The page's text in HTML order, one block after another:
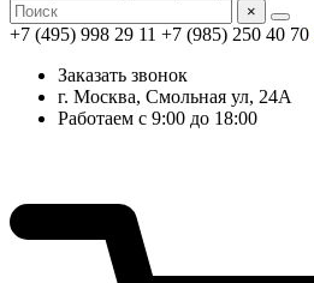
×
+7 (495) 998 29 11 +7 (985) 250 40 70
Заказать звонок
г. Москва, Смольная ул, 24А
Работаем с 9:00 до 18:00